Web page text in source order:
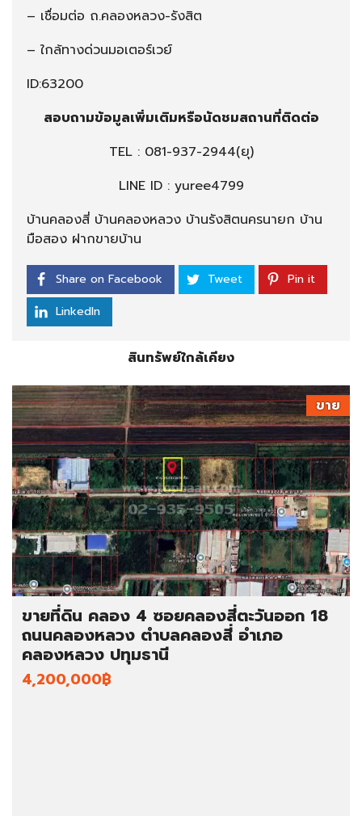
– เชื่อมต่อ ถ.คลองหลวง-รังสิต
– ใกล้ทางด่วนมอเตอร์เวย์
ID:63200
สอบถามข้อมูลเพิ่มเติมหรือนัดชมสถานที่ติดต่อ
TEL : 081-937-2944(ยุ)
LINE ID : yuree4799
บ้านคลองสี่ บ้านคลองหลวง บ้านรังสิตนครนายก บ้าน
มือสอง ฝากขายบ้าน
Share on Facebook Tweet
Pin it
LinkedIn
สินทรัพย์ใกล้เคียง
ขาย
ขายที่ดิน คลอง 4 ซอยคลองสี่ตะวันออก 18
ถนนคลองหลวง ตำบลคลองสี่ อำเภอ
คลองหลวง ปทุมธานี
4,200,000฿